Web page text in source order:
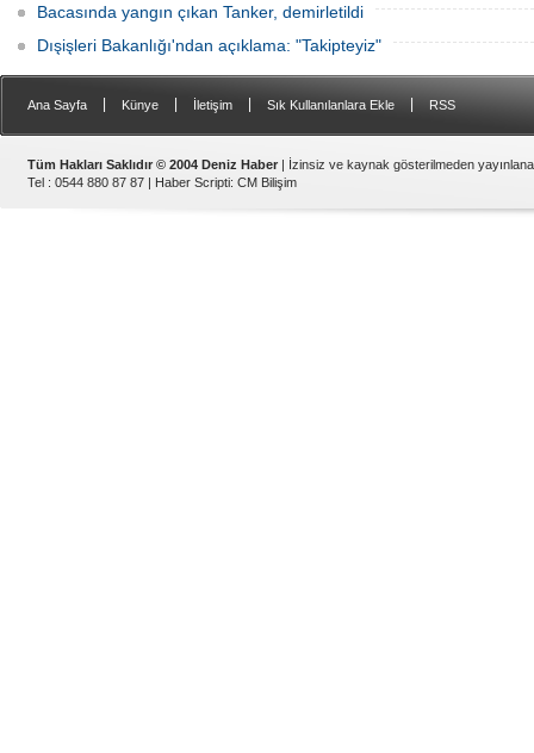
Bacasında yangın çıkan Tanker, demirletildi
Dışişleri Bakanlığı'ndan açıklama: "Takipteyiz"
Ana Sayfa Künye İletişim Sık Kullanılanlara Ekle RSS
Tüm Hakları Saklıdır © 2004 Deniz Haber | İzinsiz ve kaynak gösterilmeden
Tel : 0544 880 87 87 | Haber Scripti: CM Bilişim